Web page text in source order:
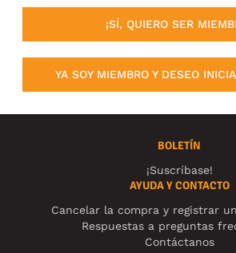
¡SÍ, QUIERO SER
YA SOY MIEMBRO Y DESEO
BOLETÍN
¡Suscríbase!
AYUDA Y CONTACTO
Cancelar la compra y registrar
Respuestas a preguntas
Contáctanos